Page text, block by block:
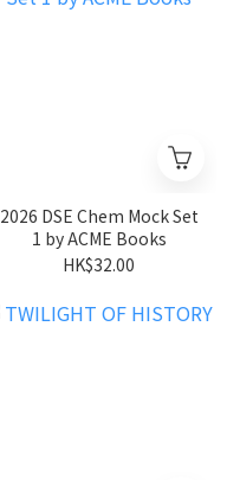
2026 DSE Chem Mock Set
1 by ACME Books
HK$32.00